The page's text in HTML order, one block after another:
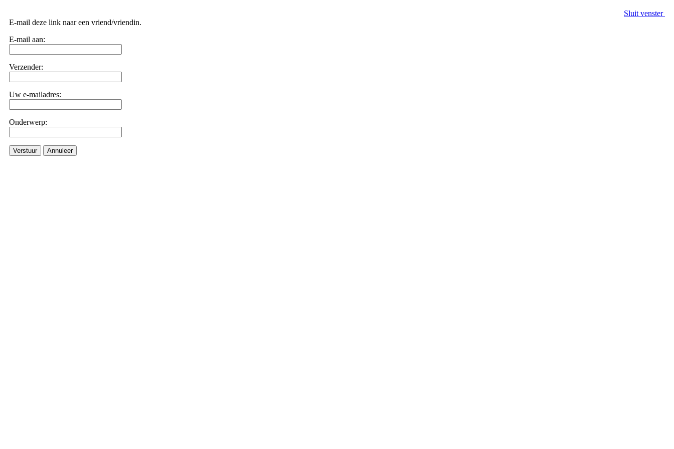
Sluit venster
E-mail deze link naar een vriend/vriendin.
E-mail aan:
Verzender:
Uw e-mailadres:
Onderwerp:
Verstuur Annuleer